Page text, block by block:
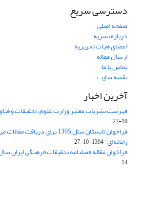
دسترسی سریع
صفحه اصلی
درباره نشریه
اعضای هیات تحریریه
ارسال مقاله
تماس با ما
نقشه سایت
آخرین اخبار
فهرست نشریات معتبر وزارت علوم، تحقیقات و فناوری
10-27
فراخوان تابستان سال 1395 برای
رایانه‌ای"1394-10-27
فراخوان مقاله فصلنامه تحقیقات فرهنگی ایران سال 1394 و
14